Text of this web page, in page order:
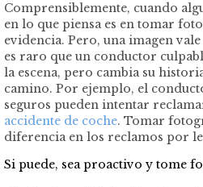
Comprensiblemente, cuando
en lo que piensa es en tomar
evidencia. Pero, una imagen
es raro que un conductor
la escena, pero cambia su
camino. Por ejemplo, el
seguros pueden intentar
accidente de coche. Tomar
diferencia en los reclamos por
Si puede, sea proactivo y tome